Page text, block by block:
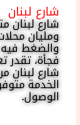
شارع لبنان
شارع لبنان
ومليان
والضغط
فجأة، تقدر
شارع لبنان
الوصول.